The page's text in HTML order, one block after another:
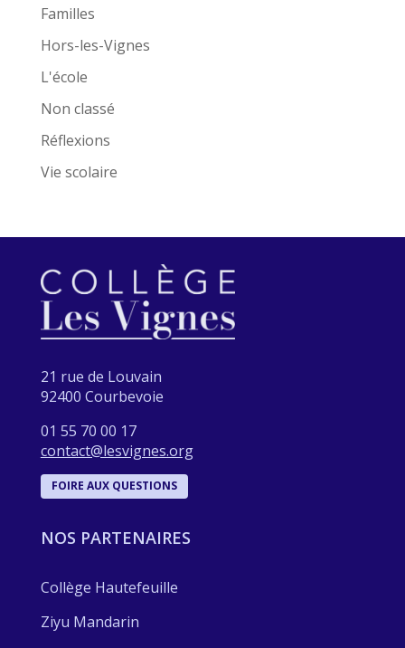
Familles
Hors-les-Vignes
L'école
Non classé
Réflexions
Vie scolaire
21 rue de Louvain
92400 Courbevoie
01 55 70 00 17
contact@lesvignes.org
FOIRE AUX QUESTIONS
NOS PARTENAIRES
Collège Hautefeuille
Ziyu Mandarin